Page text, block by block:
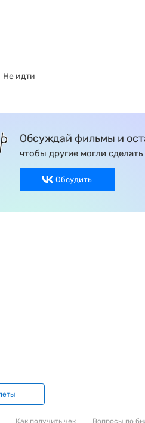
Не идти
Обсуждай фильмы и
чтобы другие могли
Обсудить
Как получить чек Вопросы по